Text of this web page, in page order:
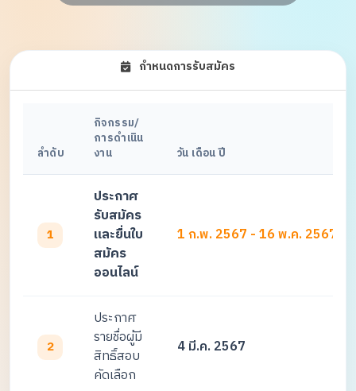
กำหนดการรับสมัคร
ลำดับ
กิจกรรม/
การดำเนิน
งาน
วัน เดือน ปี
1
ประกาศ
รับสมัคร
และยื่นใบ
สมัคร
ออนไลน์
1 ก.พ. 2567 - 16 พ.ค. 2567
2
ประกาศ
รายชื่อผู้มี
สิทธิ์สอบ
คัดเลือก
4 มี.ค. 2567